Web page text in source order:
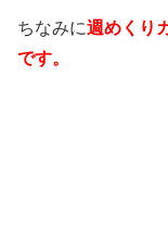
ちなみに週めくり
です。